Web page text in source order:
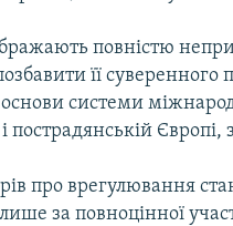
повністю
її суверенного
основи системи
пострадянській Європі,
про врегулювання
за повноцінної